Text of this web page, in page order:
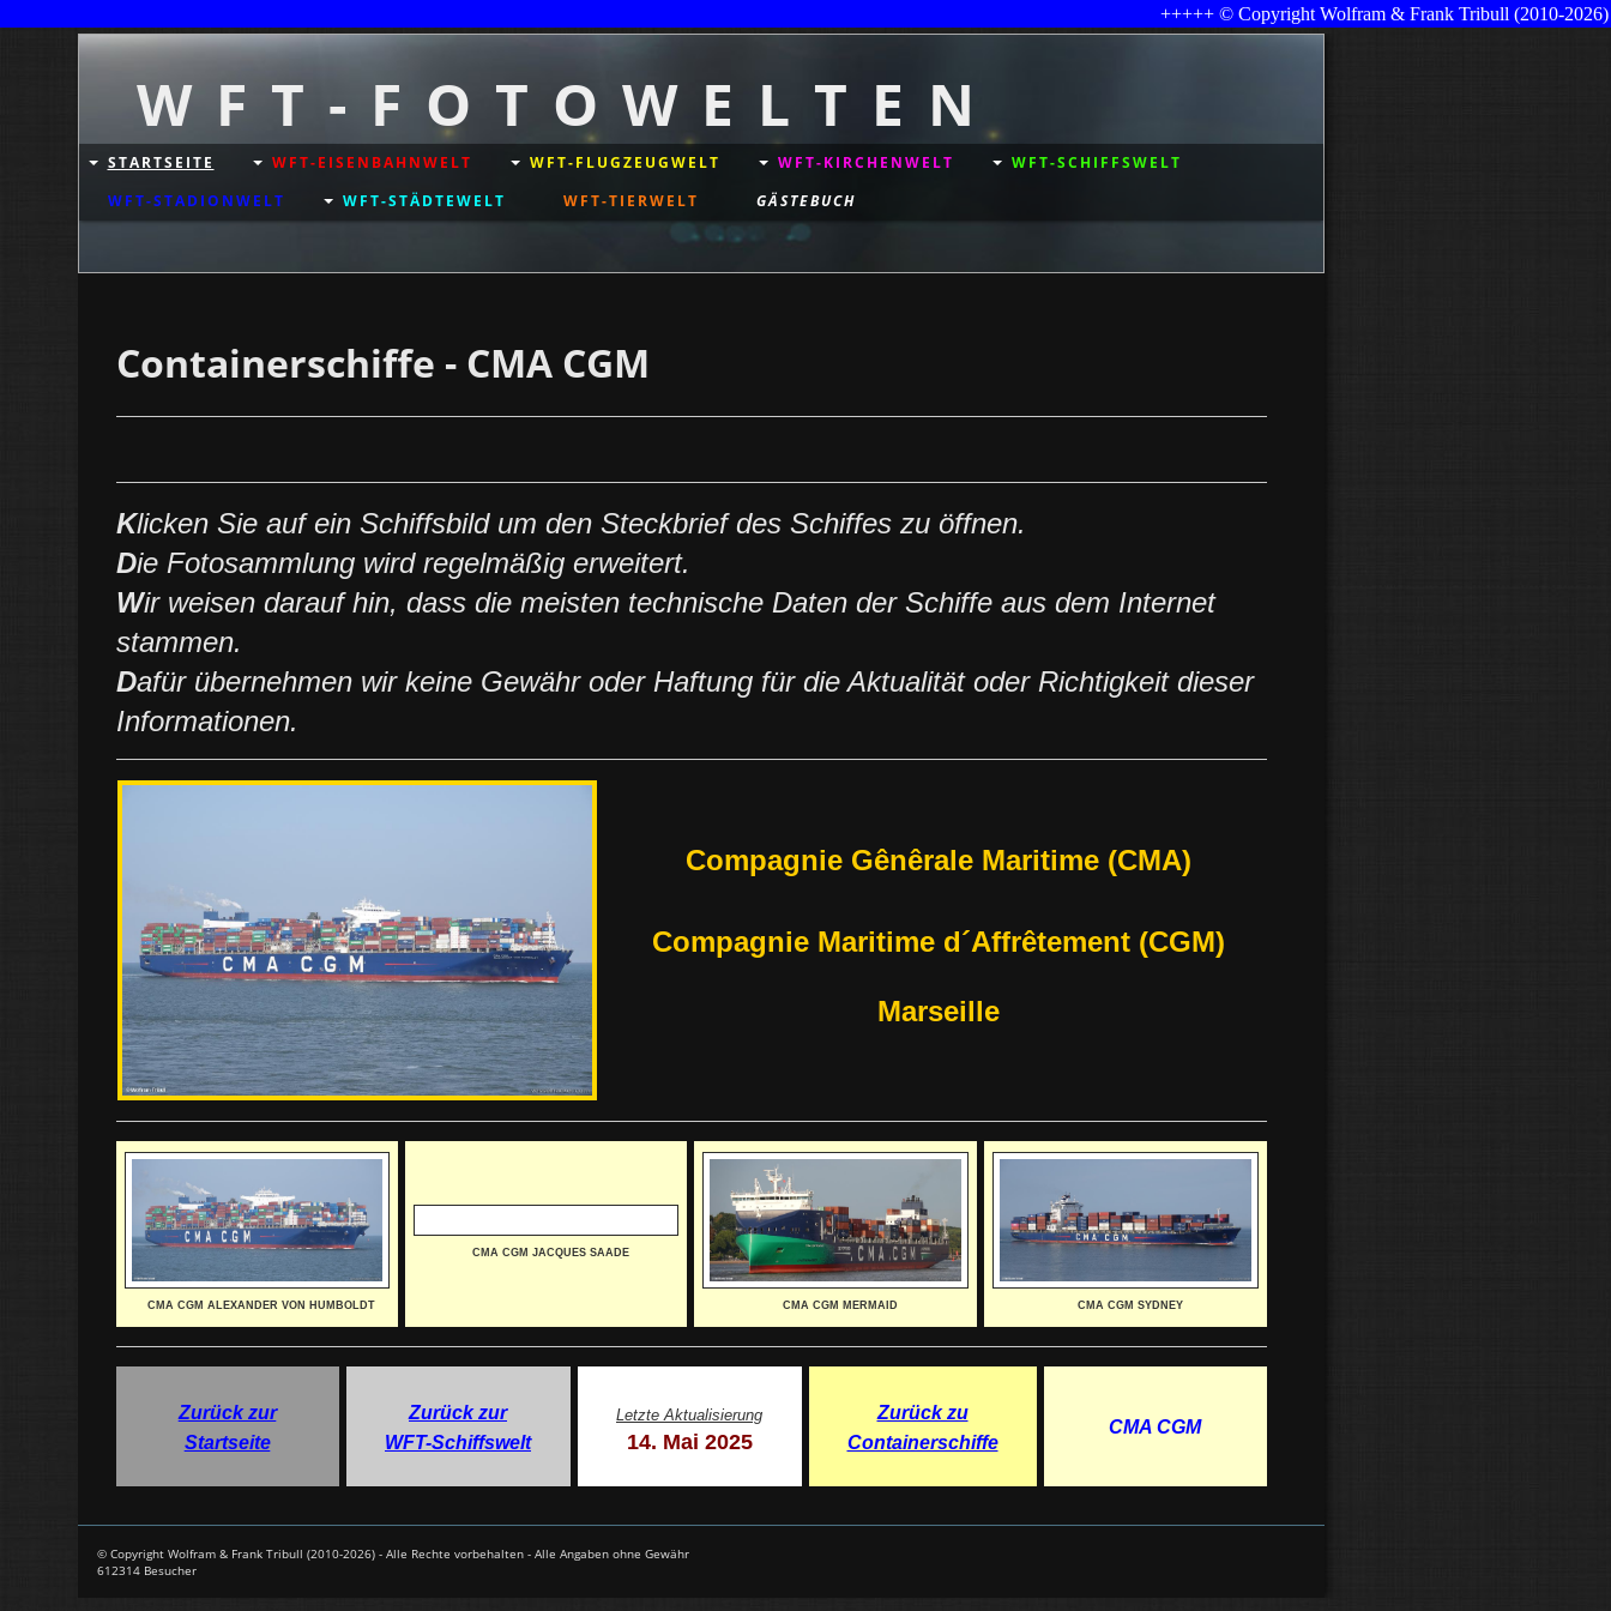
+++++ © Copyright Wolfram & Frank Tribull (2010-2026)
W F T - F O T O W E L T E N
STARTSEITE WFT-EISENBAHNWELT WFT-FLUGZEUGWELT WFT-KIRCHENWELT
WFT-SCHIFFSWELT
WFT-STADIONWELT
WFT-STÄDTEWELT WFT-TIERWELT GÄSTEBUCH
Containerschiffe - CMA CGM
Klicken Sie auf ein Schiffsbild um den Steckbrief des Schiffes zu öffnen.
Die Fotosammlung wird regelmäßig erweitert.
Wir weisen darauf hin, dass die meisten technische Daten der Schiffe aus dem Internet
stammen.
Dafür übernehmen wir keine Gewähr oder Haftung für die Aktualität oder Richtigkeit dieser
Informationen.
Compagnie Gênêrale Maritime (CMA)
Compagnie Maritime d´Affrêtement (CGM)
Marseille
CMA CGM ALEXANDER VON HUMBOLDT
CMA CGM JACQUES SAADE
CMA CGM MERMAID CMA CGM SYDNEY
Zurück zur
Startseite
Zurück zur
WFT-Schiffswelt
Letzte Aktualisierung
14. Mai 2025
Zurück zu
Containerschiffe
CMA CGM
© Copyright Wolfram & Frank Tribull (2010-2026) - Alle Rechte vorbehalten - Alle Angaben ohne Gewähr
612314 Besucher